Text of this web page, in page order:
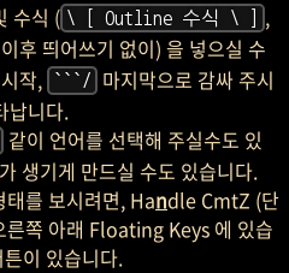
수식 ( \ [ Outline 수식 \ ] ,
이후 띄어쓰기 없이) 을 넣으실 수
작, ```/
마지막으로 감싸 주시
니다.
같이 언어를 선택해 주실수도 있
생기게 만드실 수도 있습니다.
를 보시려면, Handle CmtZ (단
른쪽 아래 Floating Keys 에 있습
이 있습니다.